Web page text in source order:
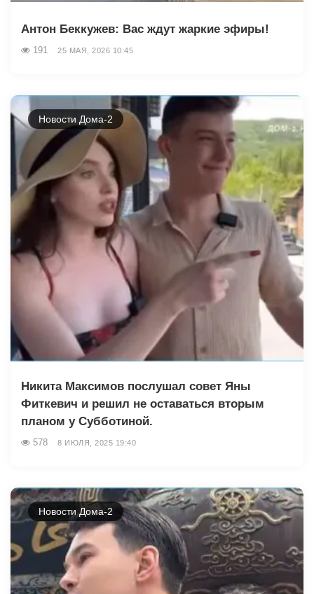
Антон Беккужев: Вас ждут жаркие эфиры!
191 25 МАЯ, 2026 10:45
Новости Дома-2
Никита Максимов послушал совет Яны
Фиткевич и решил не оставаться вторым
планом у Субботиной.
578 8 ИЮЛЯ, 2025 19:40
Новости Дома-2